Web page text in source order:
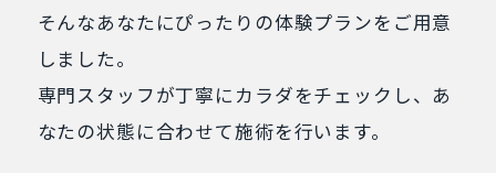
そんなあなたにぴったりの体験プランをご用意
しました。
専門スタッフが丁寧にカラダをチェックし、あ
なたの状態に合わせて施術を行います。